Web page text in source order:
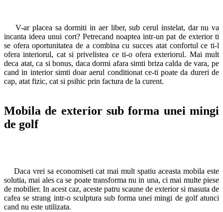
V-ar placea sa dormiti in aer liber, sub cerul instelat, dar nu va
incanta ideea unui cort? Petrecand noaptea intr-un pat de exterior ti
se ofera oportunitatea de a combina cu succes atat confortul ce ti-l
ofera interiorul, cat si privelistea ce ti-o ofera exteriorul. Mai mult
deca atat, ca si bonus, daca dormi afara simti briza calda de vara, pe
cand in interior simti doar aerul conditionat ce-ti poate da dureri de
cap, atat fizic, cat si psihic prin factura de la curent.
Mobila de exterior sub forma unei mingi
de golf
Daca vrei sa economiseti cat mai mult spatiu aceasta mobila este
solutia, mai ales ca se poate transforma nu in una, ci mai multe piese
de mobilier. In acest caz, aceste patru scaune de exterior si masuta de
cafea se strang intr-o sculptura sub forma unei mingi de golf atunci
cand nu este utilizata.